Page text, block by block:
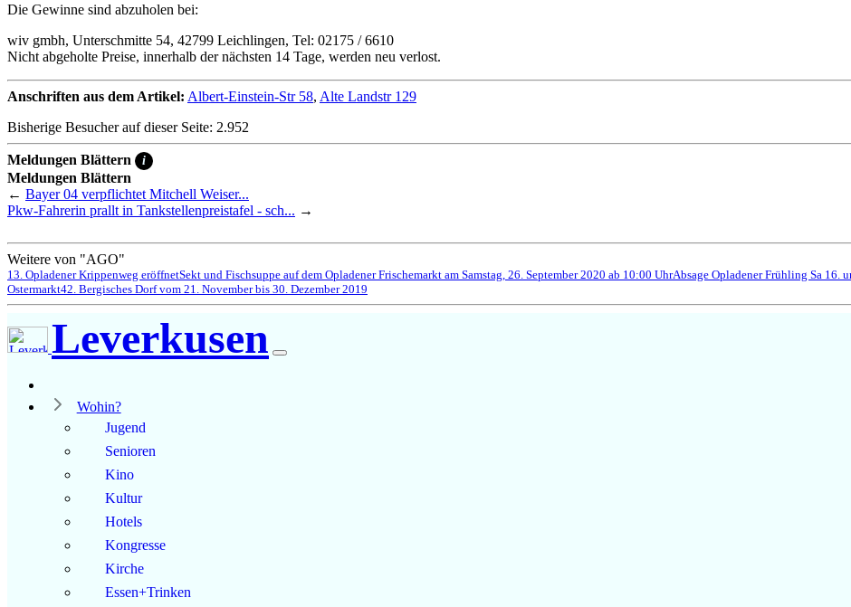
Die Gewinne sind abzuholen bei:
wiv gmbh, Unterschmitte 54, 42799 Leichlingen, Tel: 02175 / 6610
Nicht abgeholte Preise, innerhalb der nächsten 14 Tage, werden neu verlost.
Anschriften aus dem Artikel: Albert-Einstein-Str 58, Alte Landstr 129
Bisherige Besucher auf dieser Seite: 2.952
Meldungen Blättern i
Meldungen Blättern
← Bayer 04 verpflichtet Mitchell Weiser...
Pkw-Fahrerin prallt in Tankstellenpreistafel - sch... →
Weitere von "AGO"
13. Opladener Krippenweg eröffnetSekt und Fischsuppe auf dem Opladener Frischemarkt am Samstag, 26. September 2020 ab 10:00 UhrAbsage Opladener Frühling Sa 16.
Ostermarkt42. Bergisches Dorf vom 21. November bis 30. Dezember 2019
Leverkusen
Wohin?
Jugend
Senioren
Kino
Kultur
Hotels
Kongresse
Kirche
Essen+Trinken